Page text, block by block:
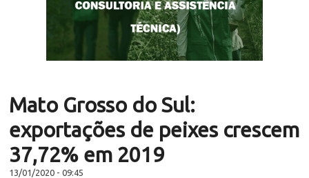
Mato Grosso do Sul:
exportações de peixes crescem
37,72% em 2019
13/01/2020 - 09:45